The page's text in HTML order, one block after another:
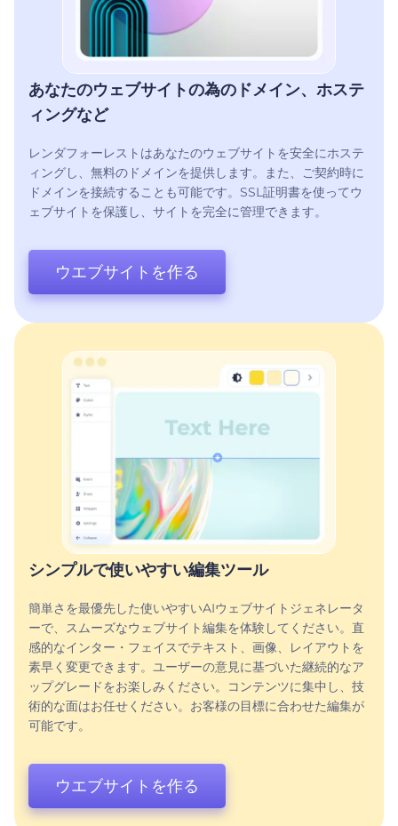
あなたのウェブサイトの為のドメイン、ホステ
ィングなど
レンダフォーレストはあなたのウェブサイトを安全にホステ
ィングし、無料のドメインを提供します。また、ご契約時に
ドメインを接続することも可能です。SSL証明書を使ってウ
ェブサイトを保護し、サイトを完全に管理できます。
ウエブサイトを作る
シンプルで使いやすい編集ツール
簡単さを最優先した使いやすいAIウェブサイトジェネレータ
ーで、スムーズなウェブサイト編集を体験してください。直
感的なインター・フェイスでテキスト、画像、レイアウトを
素早く変更できます。ユーザーの意見に基づいた継続的なア
ップグレードをお楽しみください。コンテンツに集中し、技
術的な面はお任せください。お客様の目標に合わせた編集が
可能です。
ウエブサイトを作る